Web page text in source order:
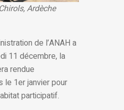
Ardèche
de l’ANAH a
11 décembre, la
rendue
le 1er janvier pour
participatif.